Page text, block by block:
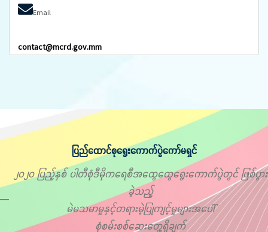
Email
contact@mcrd.gov.mm
ပြည်ထောင်စုရွေးကောက်ပွဲကော်မရှင်
၂၀၂၀ ပြည့်နှစ် ပါတီစုံဒီမိုကရေစီအထွေထွေရွေးကောက်ပွဲတွင် ဖြစ်ပွား
ခဲ့သည့်
မဲမသမာမှုနှင့်တရားမဲ့ပြုကျင့်မှုများအပေါ်
စုံစမ်းစစ်ဆေးတွေ့ရှိချက်